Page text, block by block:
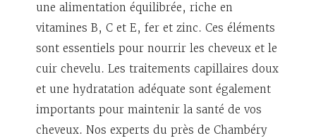
une alimentation équilibrée, riche en
vitamines B, C et E, fer et zinc. Ces éléments
sont essentiels pour nourrir les cheveux et le
cuir chevelu. Les traitements capillaires doux
et une hydratation adéquate sont également
importants pour maintenir la santé de vos
cheveux. Nos experts du près de Chambéry